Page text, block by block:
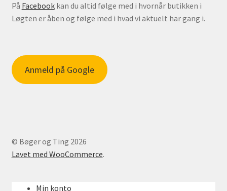
På Facebookkan du altid følge med i hvornår butikken i
Løgten er åben og følge med i hvad vi aktuelt har gang i.
Anmeld på Google
© Bøger og Ting 2026
Lavet med WooCommerce.
Min konto